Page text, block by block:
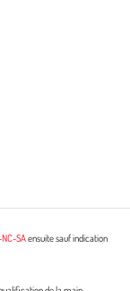
SAensuite sauf indication